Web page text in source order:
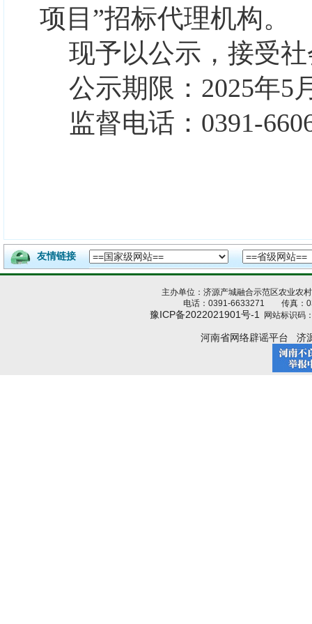
项目”招标代理机构。
现予以公示，接受
公示期限： 2025年5
监督电话： 0391-
友情链接
主办单位：济源产城融合示范区农业
电话：0391-6633271 传真：
豫ICP备2022021901号-1 网站标识码
河南省网络辟谣平台 济